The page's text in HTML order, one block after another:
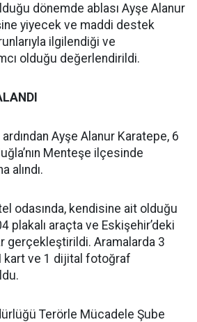
dönemde ablası Ayşe Alanur
yiyecek ve maddi destek
ilgilendiği ve
olduğu değerlendirildi.
ardından Ayşe Alanur Karatepe, 6
Menteşe ilçesinde
alındı.
odasında, kendisine ait olduğu
plakalı araçta ve Eskişehir’deki
gerçekleştirildi. Aramalarda 3
kart ve 1 dijital fotoğraf
Terörle Mücadele Şube